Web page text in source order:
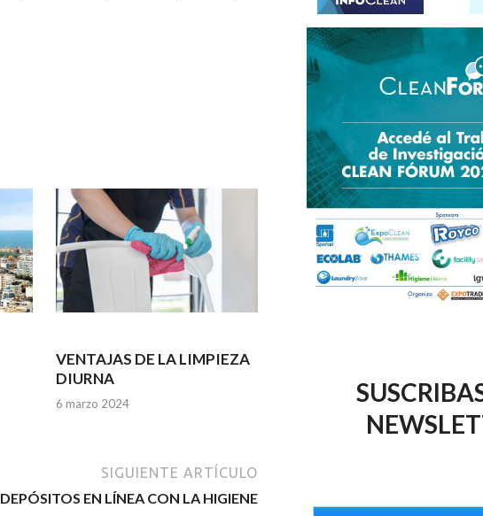
VENTAJAS DE LA LIMPIEZA
DIURNA
6 marzo 2024
SIGUIENTE ARTÍCULO
DEPÓSITOS EN LÍNEA CON LA HIGIENE